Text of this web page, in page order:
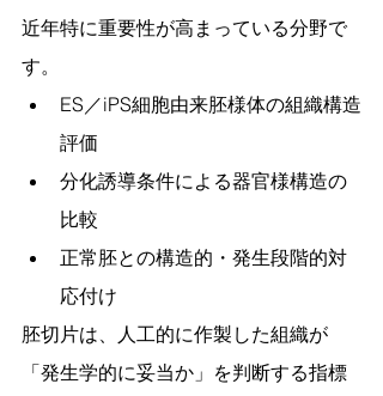
近年特に重要性が高まっている分野で
す。
ES／iPS細胞由来胚様体の組織構造
評価
分化誘導条件による器官様構造の
比較
正常胚との構造的・発生段階的対
応付け
胚切片は、人工的に作製した組織が
「発生学的に妥当か」を判断する指標